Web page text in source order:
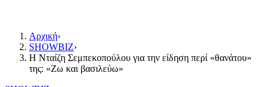
Αρχική›
SHOWBIZ›
Η Νταίζη Σεμπεκοπούλου για την είδηση περί «θανάτου»
της: «Ζω και βασιλεύω»